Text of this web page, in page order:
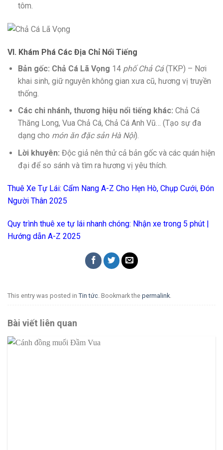
tôm.
VI. Khám Phá Các Địa Chỉ Nổi Tiếng
Bản gốc: Chả Cá Lã Vọng 14 phố Chả Cá(TKP) – Nơi
khai sinh, giữ nguyên không gian xưa cũ, hương vị truyền
thống.
Các chi nhánh, thương hiệu nổi tiếng khác: Chả Cá
Thăng Long, Vua Chả Cá, Chả Cá Anh Vũ… (Tạo sự đa
dạng cho món ăn đặc sản Hà Nội).
Lời khuyên: Độc giả nên thử cả bản gốc và các quán hiện
đại để so sánh và tìm ra hương vị yêu thích.
Thuê Xe Tự Lái: Cẩm Nang A-Z Cho Hẹn Hò, Chụp Cưới, Đón
Người Thân 2025
Quy trình thuê xe tự lái nhanh chóng: Nhận xe trong 5 phút |
Hướng dẫn A-Z 2025
This entry was posted in Tin tức . Bookmark the permalink
Bài viết liên quan